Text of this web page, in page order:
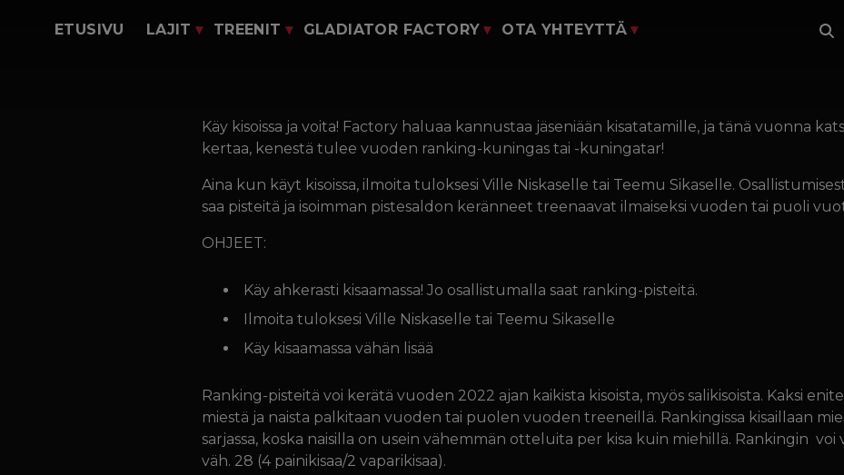
ETUSIVU
LAJIT
Junnu
potkunyrkkeily
Tehtaan
tenavat
TREENIT
Open mat
GLADIATOR FACTORY
Kirjaudu MyClubiin
Vaatemallisto Juho.And
OTA YHTEYTTÄ
Käy kisoissa ja voita! Factory haluaa kannustaa jäseniään kisatatamille, ja tänä vuonna
kertaa, kenestä tulee vuoden ranking-kuningas tai -kuningatar!
Aina kun käyt kisoissa, ilmoita tuloksesi Ville Niskaselle tai Teemu Sikaselle.
saa pisteitä ja isoimman pistesaldon keränneet treenaavat ilmaiseksi vuoden tai puoli
OHJEET:
Käy ahkerasti kisaamassa! Jo osallistumalla saat ranking-pisteitä.
Ilmoita tuloksesi Ville Niskaselle tai Teemu Sikaselle
Käy kisaamassa vähän lisää
Ranking-pisteitä voi kerätä vuoden 2022 ajan kaikista kisoista, myös salikisoista. Kaksi
miestä ja naista palkitaan vuoden tai puolen vuoden treeneillä. Rankingissa kisaillaan
sarjassa, koska naisilla on usein vähemmän otteluita per kisa kuin miehillä. Rankingin voi
väh. 28 (4 painikisaa/2 vaparikisaa).